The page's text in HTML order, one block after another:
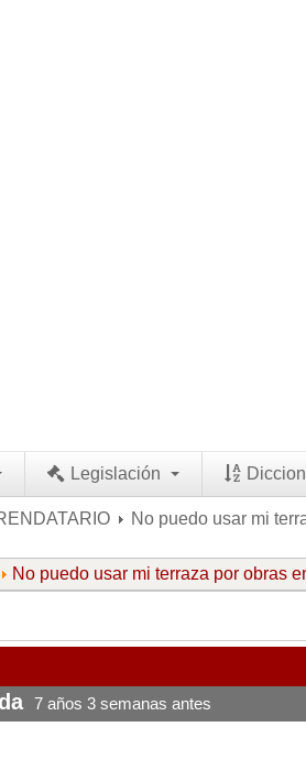
Legislación
No puedo usar mi
No puedo usar mi terraza por obras
7 años 3 semanas antes